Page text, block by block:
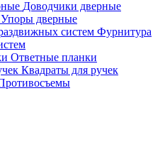
Доводчики дверные
Упоры дверные
Фурнитура
Ответные планки
Квадраты для ручек